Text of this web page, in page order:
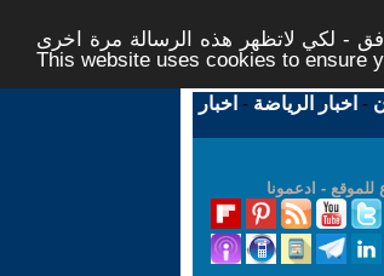
- لكي لاتظهر هذه الرسالة مرة اخرى -
This website uses cookies to ensure
- اخبار الرياضة - اخبار
للموقع - ادعمونا